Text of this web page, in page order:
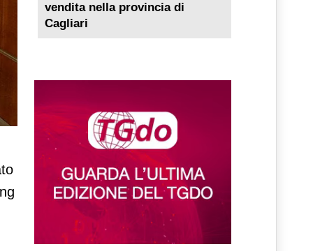
vendita nella provincia di
Cagliari